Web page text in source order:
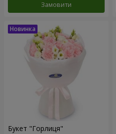
Замовити
Букет "Горлиця"